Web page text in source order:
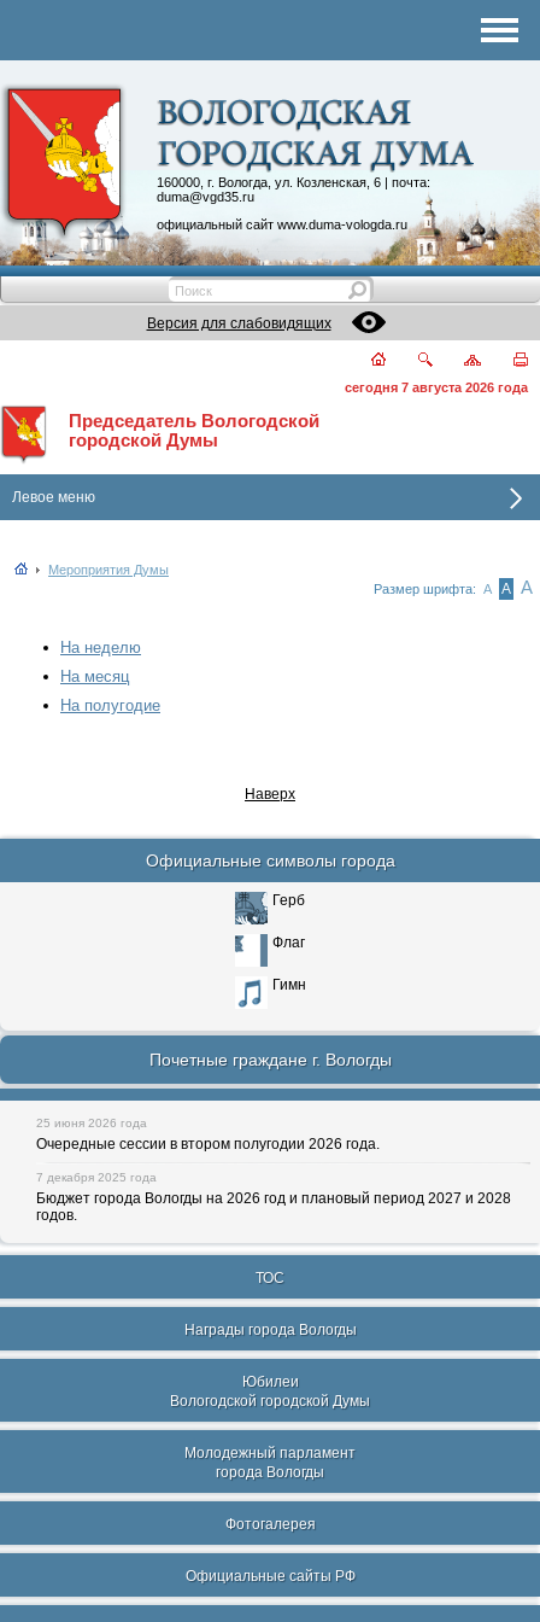
160000, г. Вологда, ул. Козленская, 6 | почта:
duma@vgd35.ru
официальный сайт www.duma-vologda.ru
Контакты
Депутатские объединения
Версия для слабовидящих
сегодня 7 августа 2026 года
Председатель Вологодской
городской Думы
Левое меню
Мероприятия Думы
Размер шрифта: А А А
На неделю
На месяц
На полугодие
Наверх
Официальные символы города
Герб
Флаг
Гимн
Почетные граждане г. Вологды
25 июня 2026 года
Очередные сессии в втором полугодии 2026 года.
7 декабря 2025 года
Бюджет города Вологды на 2026 год и плановый период 2027 и 2028
годов.
ТОС
Награды города Вологды
Юбилеи
Вологодской городской Думы
Молодежный парламент
города Вологды
Фотогалерея
Официальные сайты РФ